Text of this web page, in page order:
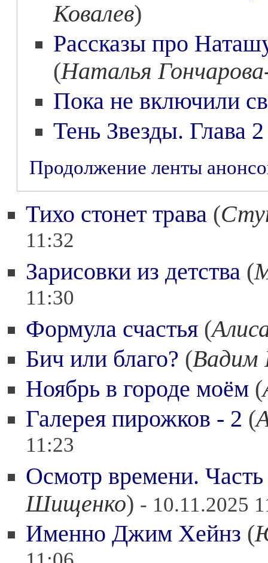
Ковалев)
Рассказы про
(Наталья
Пока не включили
Тень Звезды. Глава 2
Продолжение ленты
Тихо стонет трава (
11:32
Зарисовки из детства (
11:30
Формула счастья (
Бич или благо? (Вадим
Ноябрь в городе моём (
Галерея пирожков - 2 (
11:23
Осмотр времени.
Шищенко) - 10.11.2025
Именно Джим Хейнз (